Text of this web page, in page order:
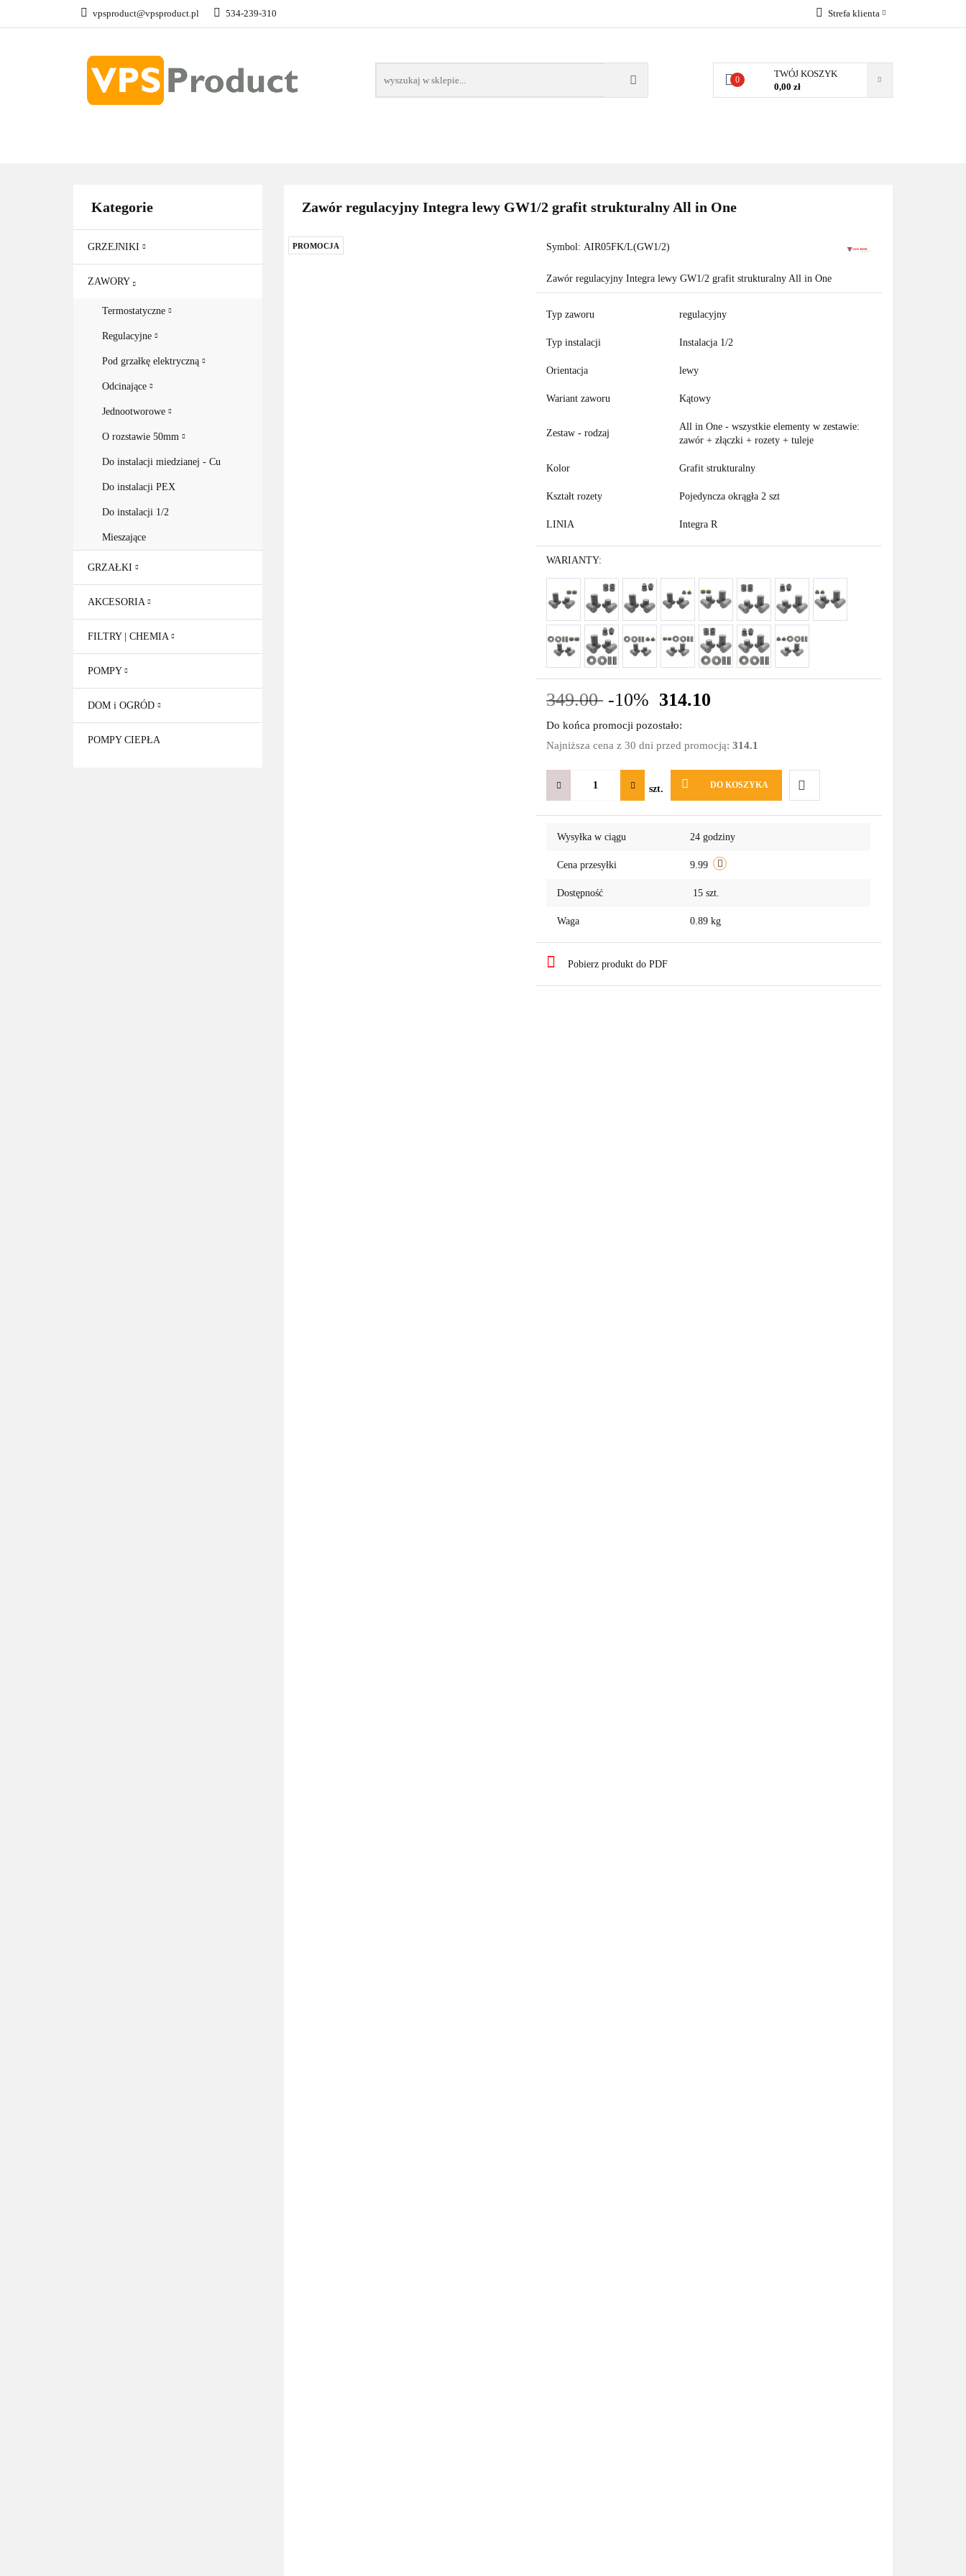
vpsproduct@vpsproduct.pl 534-239-310 Strefa klienta
Zarejestruj się
0
TWÓJ KOSZYK
0,00 zł
GRZEJNIKI
Kategorie
GRZEJNIKI
ZAWORY
Termostatyczne
Regulacyjne
Pod grzałkę elektryczną
Odcinające
Jednootworowe
O rozstawie 50mm
Do instalacji miedzianej - Cu
Do instalacji PEX
Do instalacji 1/2
Mieszające
GRZAŁKI
AKCESORIA
FILTRY | CHEMIA
POMPY
DOM i OGRÓD
POMPY CIEPŁA
Zawór regulacyjny Integra lewy GW1/2 grafit strukturalny All in One
PROMOCJA Symbol:AIR05FK/L(GW1/2)
Zawór regulacyjny Integra lewy GW1/2 grafit strukturalny All in One
Typ zaworu regulacyjny
Typ instalacji Instalacja 1/2
Orientacja lewy
Wariant zaworu Kątowy
Zestaw - rodzaj
All in One - wszystkie elementy w zestawie:
zawór + złączki + rozety + tuleje
Kolor Grafit strukturalny
Kształt rozety Pojedyncza okrągła 2 szt
LINIA Integra R
WARIANTY:
349.00 -10% 314.10
Do końca promocji pozostało:
Najniższa cena z 30 dni przed promocją:314.1
szt. DO KOSZYKA
Do
Wysyłka w ciągu 24 godziny
Cena przesyłki 9.99
Dostępność 15 szt.
Waga 0.89 kg
Pobierz produkt do PDF